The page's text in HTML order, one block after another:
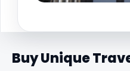
Buy Unique